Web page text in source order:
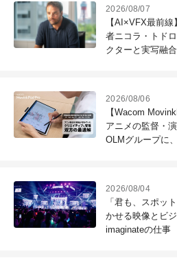
2026/08/07
【AI×VFX最前
者ニコラ・トド
クターと実写融
2026/08/06
【Wacom
アニメの監督・
OLMグループに
2026/08/04
「君も、スポッ
かせる映像とビ
imaginateの仕事